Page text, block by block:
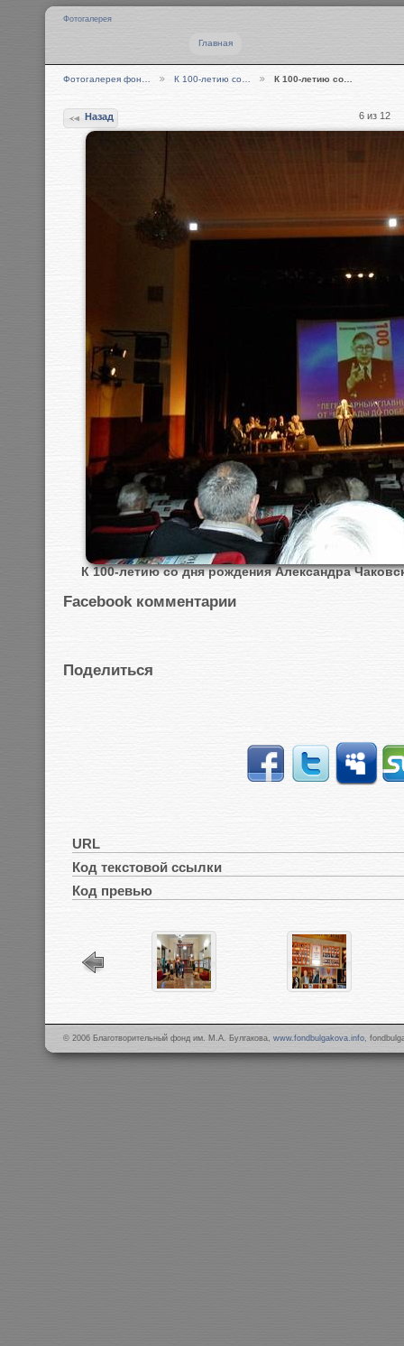
Фотогалерея
Главная
Фотогалерея фон… К 100-летию со… К 100-летию со…
Назад 6 из 12
К 100-летию со дня рождения Александра
Facebook комментарии
Поделиться
URL
Код текстовой ссылки
Код превью
© 2006 Благотворительный фонд им. М.А. Булгакова, www.fondbulgakova.info,